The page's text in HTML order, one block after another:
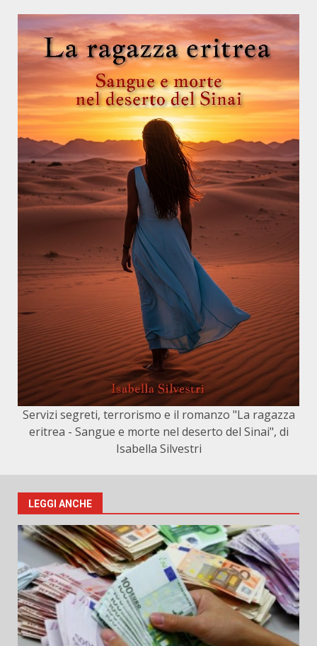
Servizi segreti, terrorismo e il romanzo "La ragazza
eritrea - Sangue e morte nel deserto del Sinai", di
Isabella Silvestri
LEGGI ANCHE